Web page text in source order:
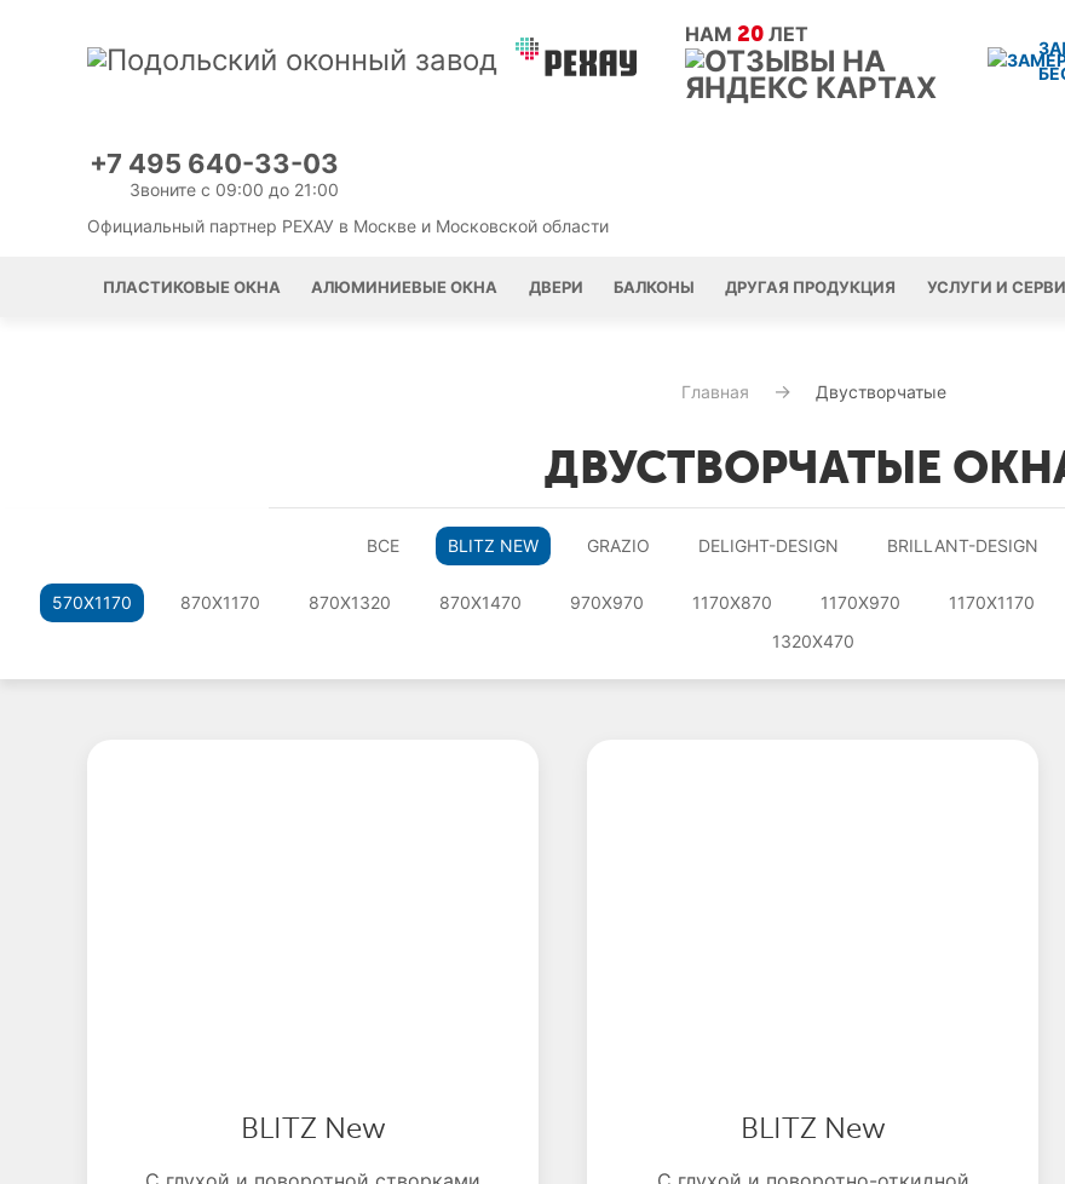
НАМ 20 ЛЕТ
+7 495 640-33-03
Звоните с 09:00 до 21:00
Официальный партнер РЕХАУ в Москве и Московской области
ПЛАСТИКОВЫЕ ОКНА АЛЮМИНИЕВЫЕ ОКНА ДВЕРИ БАЛКОНЫ ДРУГАЯ ПРОДУКЦИЯ УСЛУГИ И
Главная Двустворчатые
ДВУСТВОРЧАТЫЕ
ВСЕ BLITZ NEW GRAZIO DELIGHT-DESIGN BRILLANT-DESIGN
570X1170 870X1170 870X1320 870X1470 970X970 1170X870 1170X970 1170X1170
1320X470
BLITZ New BLITZ New